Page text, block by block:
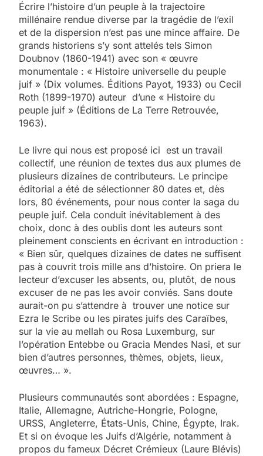
Écrire l’histoire d’un peuple à la trajectoire
millénaire rendue diverse par la tragédie de l’exil
et de la dispersion n’est pas une mince affaire. De
grands historiens s’y sont attelés tels Simon
Doubnov (1860-1941) avec son « œuvre
monumentale : « Histoire universelle du peuple
juif » (Dix volumes. Éditions Payot, 1933) ou Cecil
Roth (1899-1970) auteur d’une « Histoire du
peuple juif » (Éditions de La Terre Retrouvée,
1963).
Le livre qui nous est proposé ici est un travail
collectif, une réunion de textes dus aux plumes de
plusieurs dizaines de contributeurs. Le principe
éditorial a été de sélectionner 80 dates et, dès
lors, 80 événements, pour nous conter la saga du
peuple juif. Cela conduit inévitablement à des
choix, donc à des oublis dont les auteurs sont
pleinement conscients en écrivant en introduction :
« Bien sûr, quelques dizaines de dates ne suffisent
pas à couvrit trois mille ans d’histoire. On priera le
lecteur d’excuser les absents, ou, plutôt, de nous
excuser de ne pas les avoir conviés. Sans doute
aurait-on pu s’attendre à trouver une notice sur
Ezra le Scribe ou les pirates juifs des Caraïbes,
sur la vie au mellah ou Rosa Luxemburg, sur
l’opération Entebbe ou Gracia Mendes Nasi, et sur
bien d’autres personnes, thèmes, objets, lieux,
œuvres… ».
Plusieurs communautés sont abordées : Espagne,
Italie, Allemagne, Autriche-Hongrie, Pologne,
URSS, Angleterre, États-Unis, Chine, Égypte, Irak.
Et si on évoque les Juifs d’Algérie, notamment à
propos du fameux Décret Crémieux (Laure Blévis)